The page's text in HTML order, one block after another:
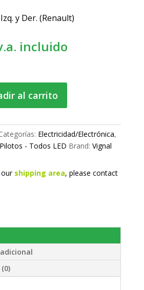
y Der. (Renault)
incluido
al carrito
Electricidad/Electrónica,
Pilotos - Todos LED Brand: Vignal
shipping area, please contact